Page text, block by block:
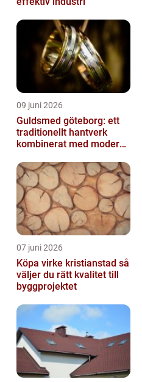
09 juni 2026
Guldsmed göteborg: ett
traditionellt hantverk
kombinerat med modern
07 juni 2026
Köpa virke kristianstad så
väljer du rätt kvalitet till
byggprojektet